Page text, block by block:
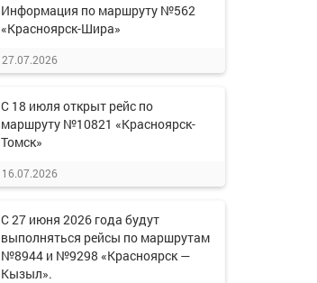
Информация по маршруту №562
«Красноярск-Шира»
27.07.2026
С 18 июля открыт рейс по
маршруту №10821 «Красноярск-
Томск»
16.07.2026
С 27 июня 2026 года будут
выполняться рейсы по маршрутам
№8944 и №9298 «Красноярск —
Кызыл».